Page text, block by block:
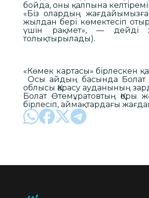
бойда, оны қалпына
«Біз олардың
жылдан бері көмектесіп
үшін рақмет», — дейді
толықтырылады).
«Көмек картасы» бірлескен
Осы айдың басында Болат
облысы Қарасу ауданының
Болат Өтемұратовтың Қоры
бірлесіп, аймақтардағы